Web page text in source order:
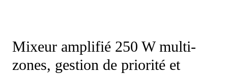
Mixeur amplifié 250 W multi-
zones, gestion de priorité et